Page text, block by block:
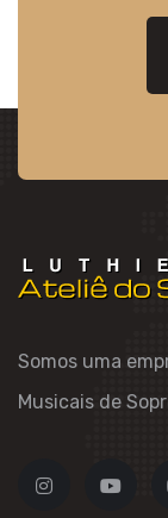
Somos uma
Musicais de